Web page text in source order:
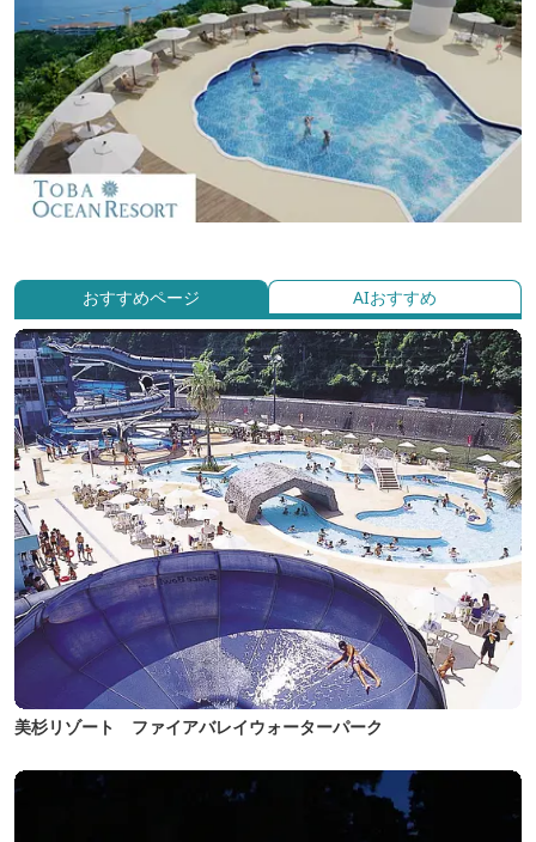
おすすめページ AIおすすめ
美杉リゾート ファイアバレイウォーターパーク